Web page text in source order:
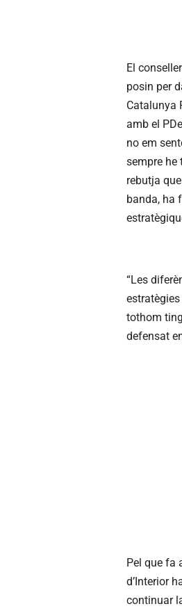
El
posin per
Catalunya
amb el
no em
sempre he
rebutja
banda, ha
“Les
tothom
defensat
Pel que fa
d’Interior
continuar